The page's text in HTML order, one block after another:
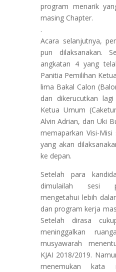
program menarik
masing Chapter.
.
Acara selanjutnya,
pun dilaksanakan.
angkatan 4 yang
Panitia Pemilihan
lima Bakal Calon
dan dikerucutkan
Ketua Umum
Alvin Adrian, dan Uki
memaparkan Visi-
yang akan
ke depan.
Setelah para
dimulailah sesi
mengetahui lebih
dan program kerja
Setelah dirasa
meninggalkan
musyawarah
KJAI 2018/2019.
menemukan kata